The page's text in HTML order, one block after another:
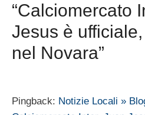
“Calciomercato
Jesus è
nel Novara”
Pingback: Notizie Locali »